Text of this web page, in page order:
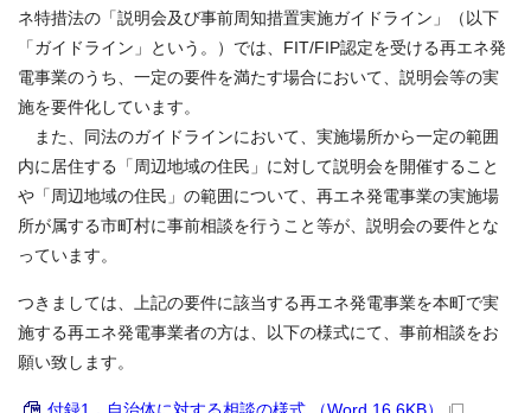
ネ特措法の「説明会及び事前周知措置実施ガイドライン」（以下
「ガイドライン」という。）では、FIT/FIP認定を受ける再エネ発
電事業のうち、一定の要件を満たす場合において、説明会等の実
施を要件化しています。
また、同法のガイドラインにおいて、実施場所から一定の範囲
内に居住する「周辺地域の住民」に対して説明会を開催すること
や「周辺地域の住民」の範囲について、再エネ発電事業の実施場
所が属する市町村に事前相談を行うこと等が、説明会の要件とな
っています。
つきましては、上記の要件に該当する再エネ発電事業を本町で実
施する再エネ発電事業者の方は、以下の様式にて、事前相談をお
願い致します。